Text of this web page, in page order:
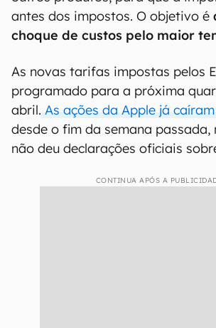
antes dos impostos. O objetivo é
choque de custos pelo maior
As novas tarifas impostas pelos
programado para a próxima
abril. As ações da Apple já
desde o fim da semana passada,
não deu declarações oficiais
CONTINUA APÓS A